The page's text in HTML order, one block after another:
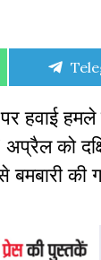
हवाई हमले
को
की